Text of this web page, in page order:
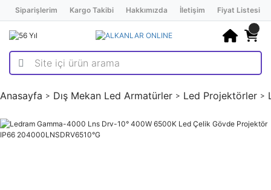
Siparişlerim Kargo Takibi Hakkımızda İletişim Fiyat Listesi
Anasayfa Dış Mekan Led Armatürler Led Projektörler